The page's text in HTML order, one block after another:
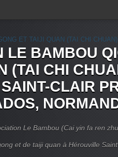
LE BAMBOU
(TAI CHI
CLAIR
Le Bambou (Cai yin fa ren
et de taiji quan à Hérouville